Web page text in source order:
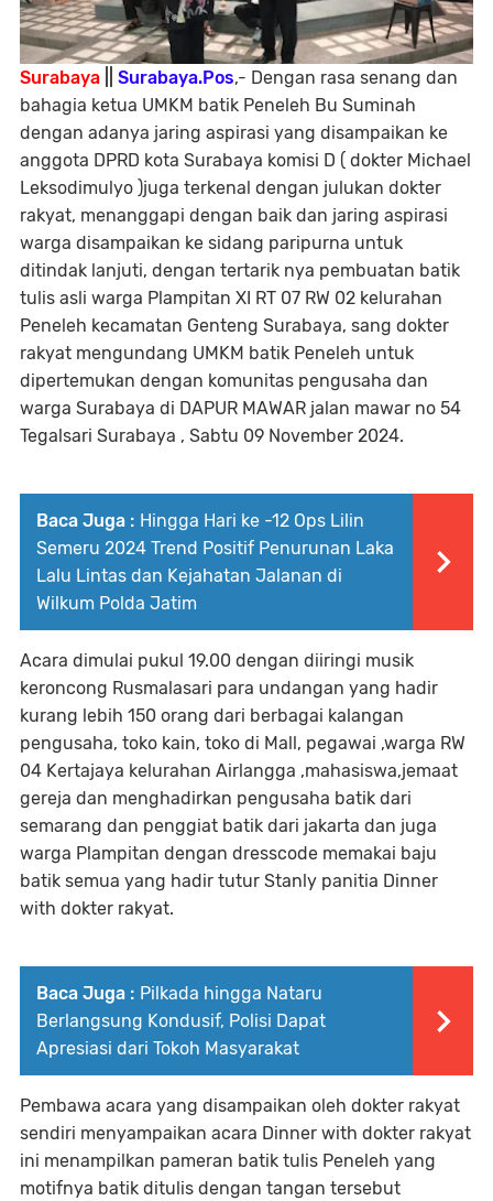
Surabaya Surabaya.Pos,- Dengan rasa senang dan
bahagia ketua UMKM batik Peneleh Bu Suminah
dengan adanya jaring aspirasi yang disampaikan ke
anggota DPRD kota Surabaya komisi D ( dokter Michael
Leksodimulyo )juga terkenal dengan julukan dokter
rakyat, menanggapi dengan baik dan jaring aspirasi
warga disampaikan ke sidang paripurna untuk
ditindak lanjuti, dengan tertarik nya pembuatan batik
tulis asli warga Plampitan XI RT 07 RW 02 kelurahan
Peneleh kecamatan Genteng Surabaya, sang dokter
rakyat mengundang UMKM batik Peneleh untuk
dipertemukan dengan komunitas pengusaha dan
warga Surabaya di DAPUR MAWAR jalan mawar no 54
Tegalsari Surabaya , Sabtu 09 November 2024.
Baca Juga : Hingga Hari ke -12 Ops Lilin
Semeru 2024 Trend Positif Penurunan Laka
Lalu Lintas dan Kejahatan Jalanan di
Wilkum Polda Jatim
Acara dimulai pukul 19.00 dengan diiringi musik
keroncong Rusmalasari para undangan yang hadir
kurang lebih 150 orang dari berbagai kalangan
pengusaha, toko kain, toko di Mall, pegawai ,warga RW
04 Kertajaya kelurahan Airlangga ,mahasiswa,jemaat
gereja dan menghadirkan pengusaha batik dari
semarang dan penggiat batik dari jakarta dan juga
warga Plampitan dengan dresscode memakai baju
batik semua yang hadir tutur Stanly panitia Dinner
with dokter rakyat.
Baca Juga : Pilkada hingga Nataru
Berlangsung Kondusif, Polisi Dapat
Apresiasi dari Tokoh Masyarakat
Pembawa acara yang disampaikan oleh dokter rakyat
sendiri menyampaikan acara Dinner with dokter rakyat
ini menampilkan pameran batik tulis Peneleh yang
motifnya batik ditulis dengan tangan tersebut